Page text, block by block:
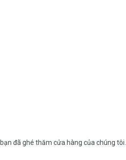
đã ghé thăm cửa hàng của chúng tôi.